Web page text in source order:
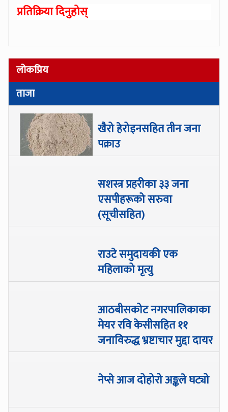
प्रतिक्रिया दिनुहोस्
लोकप्रिय
ताजा
खैरो हेरोइनसहित तीन जना
पक्राउ
सशस्त्र प्रहरीका ३३ जना
एसपीहरूको सरुवा
(सूचीसहित)
राउटे समुदायकी एक
महिलाको मृत्यु
आठबीसकोट नगरपालिकाका
मेयर रवि केसीसहित ११
जनाविरुद्ध भ्रष्टाचार मुद्दा दायर
नेप्से आज दोहोरो अङ्कले घट्यो